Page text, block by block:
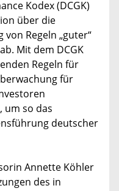
Kodex (DCGK)
über die
Regeln „guter“
Mit dem DCGK
Regeln für
für
um so das
deutscher
Annette Köhler
des in